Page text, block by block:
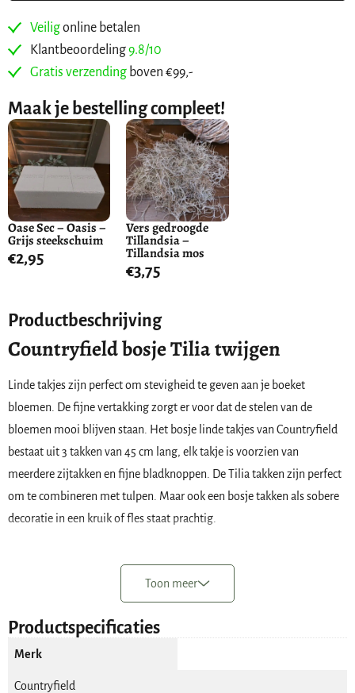
Veiligonline betalen
Klantbeoordeling9.8/10
Gratis verzendingboven €99,-
Productbeschrijving
Countryfield bosje Tilia twijgen
Linde takjes zijn perfect om stevigheid te geven aan je boeket
bloemen. De fijne vertakking zorgt er voor dat de stelen van de
bloemen mooi blijven staan. Het bosje linde takjes van Countryfield
bestaat uit 3 takken van 45 cm lang, elk takje is voorzien van
meerdere zijtakken en fijne bladknoppen. De Tilia takken zijn perfect
om te combineren met tulpen. Maar ook een bosje takken als sobere
decoratie in een kruik of fles staat prachtig.
lengte van de steel: 45 cm
kleur: groen – bruin.
Toon meer
Productspecificaties
Merk
Countryfield
Maak je bestelling compleet!
Oase Sec – Oasis –
Grijs steekschuim
€2,95
Vers gedroogde
Tillandsia –
Tillandsia mos
€3,75